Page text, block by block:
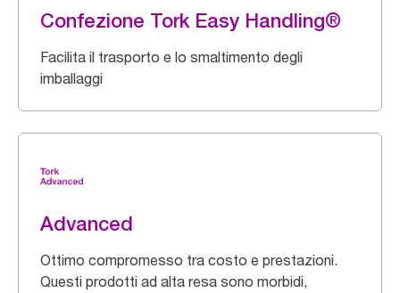
Confezione Tork Easy Handling®
Facilita il trasporto e lo smaltimento degli
imballaggi
Advanced
Ottimo compromesso tra costo e prestazioni.
Questi prodotti ad alta resa sono morbidi,